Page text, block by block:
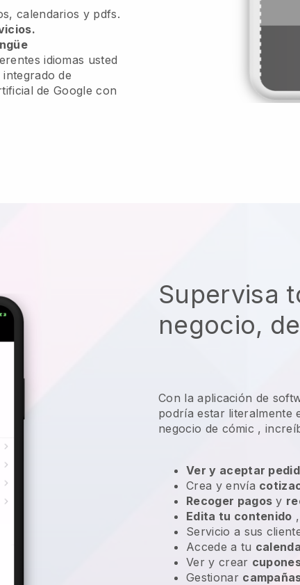
calendarios y pdfs.
idiomas usted
de
de Google con
Supervisa
negocio,
Con la aplicación de
podría estar
negocio de cómic ,
Ver y aceptar
Crea y envía
Recoger pagos y
Edita tu contenido
Servicio a sus
Accede a tu
Ver y crear
Gestionar